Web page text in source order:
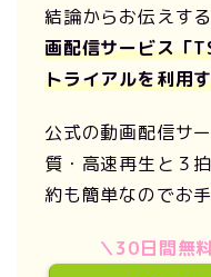
結論からお伝えす
画配信サービス「
トライアルを利用
公式の動画配信サ
質・高速再生と３
約も簡単なのでお手
＼30日間無